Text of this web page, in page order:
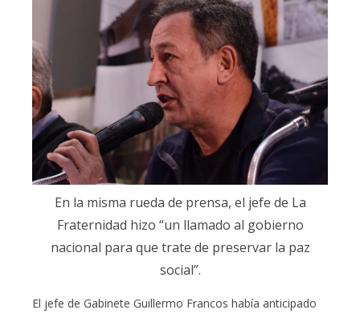
En la misma rueda de prensa, el jefe de La
Fraternidad hizo “un llamado al gobierno
nacional para que trate de preservar la paz
social”.
El jefe de Gabinete Guillermo Francos había anticipado